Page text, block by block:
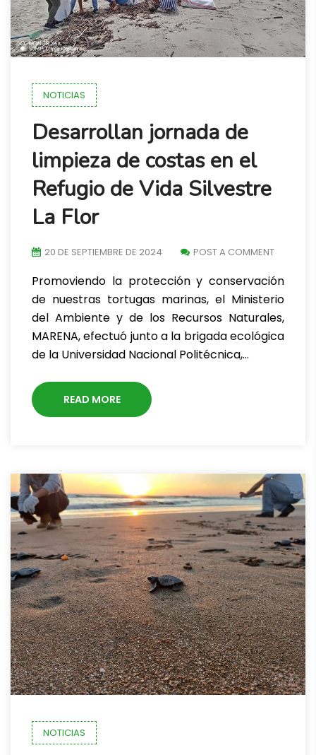
NOTICIAS
Desarrollan jornada de
limpieza de costas en el
Refugio de Vida Silvestre
La Flor
20 DE SEPTIEMBRE DE 2024 POST A COMMENT
Promoviendo la protección y conservación
de nuestras tortugas marinas, el Ministerio
del Ambiente y de los Recursos Naturales,
MARENA, efectuó junto a la brigada ecológica
de la Universidad Nacional Politécnica,…
READ MORE
NOTICIAS